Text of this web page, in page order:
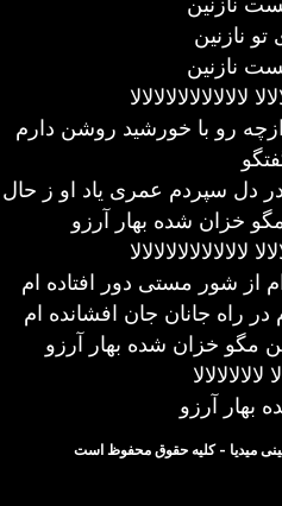
نازنین
نازنین
لالالالالالالالالالا
رو با خورشید روشن دارم
دل سپردم عمری یاد او ز حال
خزان شده بهار آرزو
لالالالالالالالالالا
از شور مستی دور افتاده ام
در راه جانان جان افشانده ام
خزان شده بهار آرزو
لالالالالالا
بهار آرزو